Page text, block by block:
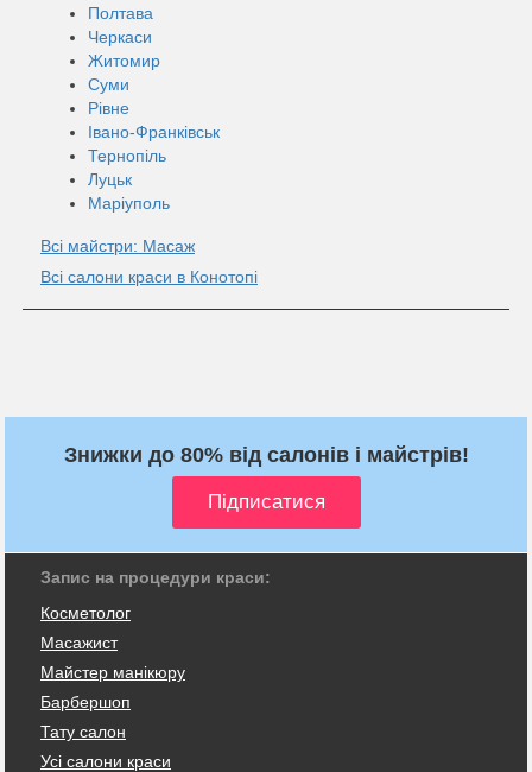
Полтава
Черкаси
Житомир
Суми
Рівне
Івано-Франківськ
Тернопіль
Луцьк
Маріуполь
Всі майстри: Масаж
Всі салони краси в Конотопі
Знижки до 80% від салонів і майстрів!
Запис на процедури краси:
Косметолог
Масажист
Майстер манікюру
Барбершоп
Тату салон
Усі салони краси